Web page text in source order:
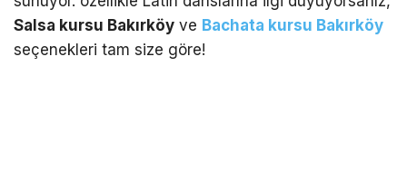
Salsa kursu Bakırköy ve Bachata kursu Bakırköy
seçenekleri tam size göre!